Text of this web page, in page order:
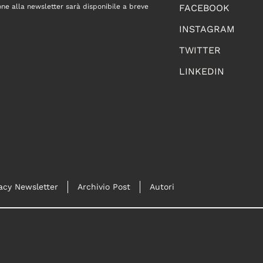
FACEBOOK
INSTAGRAM
TWITTER
LINKEDIN
alla newsletter sarà disponibile a breve
Newsletter Archivio Post Autori